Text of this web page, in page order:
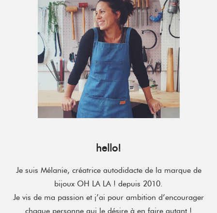
hello!
Je suis Mélanie, créatrice autodidacte de la marque de
bijoux OH LA LA ! depuis 2010.
Je vis de ma passion et j’ai pour ambition d’encourager
chaque personne qui le désire à en faire autant !